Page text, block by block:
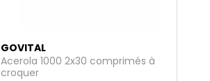
GOVITAL
Acerola 1000 2x30 comprimés à
croquer